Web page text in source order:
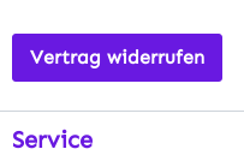
Vertrag widerrufen
Service